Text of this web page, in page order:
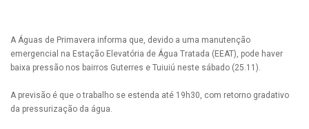
A Águas de Primavera informa que, devido a uma manutenção
emergencial na Estação Elevatória de Água Tratada (EEAT), pode haver
baixa pressão nos bairros Guterres e Tuiuiú neste sábado (25.11).
A previsão é que o trabalho se estenda até 19h30, com retorno gradativo
da pressurização da água.